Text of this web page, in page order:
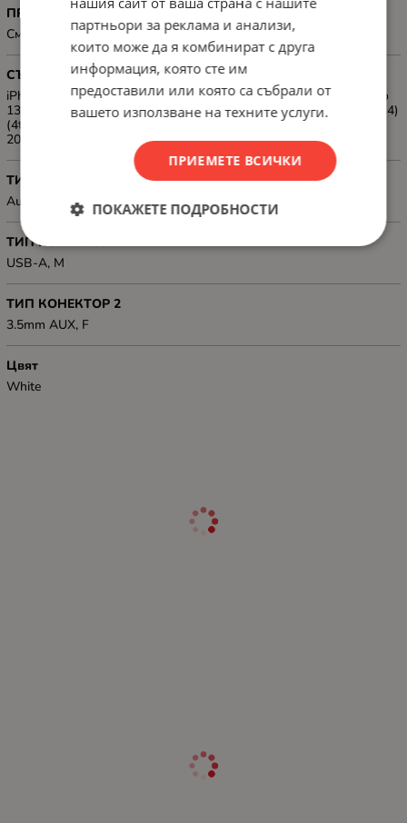
ПРЕДНАЗНАЧЕН ЗА
Смартфони
СЪВМЕСТИМОСТ
iPhone 16/Pro/Pro Max/Plus, iPhone 15/Pro/Pro Max/Plus, iPad Pro
13-inch (M4)/12.9-inch (6th/ 5th/4th/3rd gen), iPad Pro 11-inch (M4)
(4th//3rd/2nd gen), MacBook Air (13-inch/15-inch, M3/M2,
2024/2022), MacBook Pro (14-inch/16-inch, 2023/2024)
ТИП
Audio adapter
ТИП КОНЕКТОР 1
USB-A, M
ТИП КОНЕКТОР 2
3.5mm AUX, F
Цвят
White
партньори за реклама и анализи,
които може да я комбинират с друга
информация, която сте им
предоставили или която са събрали от
вашето използване на техните услуги.
ПРИЕМЕТЕ ВСИЧКИ
ПОКАЖЕТЕ ПОДРОБНОСТИ